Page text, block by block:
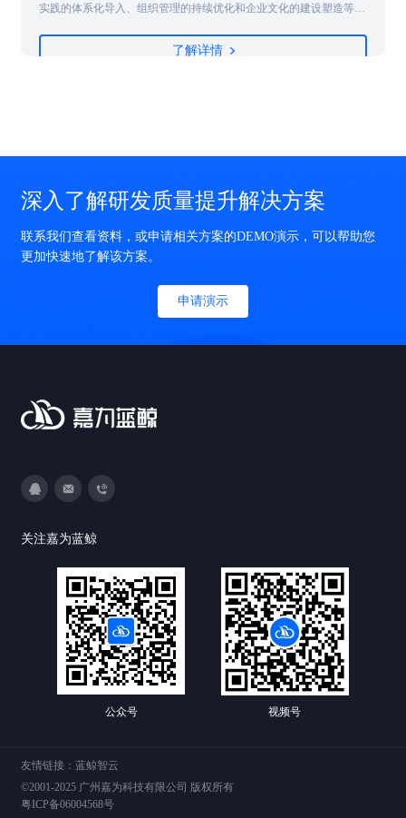
民生证券携手嘉为蓝鲸开展了敏捷实践培训项目。近日，咨询培训项
型正式迈出新的步伐，为后续实现通过组织敏捷带动金融科技创新，
了解详情
深入了解研发质量提升解决方案
联系我们查看资料，或申请相关方案的DEMO演示，可以帮助您
更加快速地了解该方案。
申请演示
关注嘉为蓝鲸
公众号 视频号
友情链接：蓝鲸智云
©2001-2025 广州嘉为科技有限公司 版权所有
粤ICP备06004568号